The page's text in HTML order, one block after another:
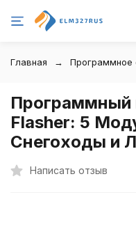
Главная Программное
Программный
Flasher: 5
Снегоходы и
Написать отзыв